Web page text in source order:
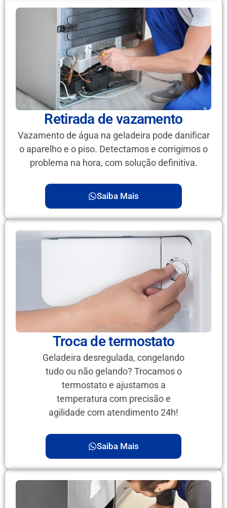
Retirada de vazamento
Vazamento de água na geladeira pode danificar
o aparelho e o piso. Detectamos e corrigimos o
problema na hora, com solução definitiva.
Saiba Mais
Troca de termostato
Geladeira desregulada, congelando
tudo ou não gelando? Trocamos o
termostato e ajustamos a
temperatura com precisão e
agilidade com atendimento 24h!
Saiba Mais